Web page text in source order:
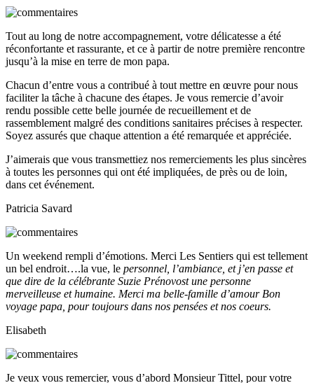
Tout au long de notre accompagnement, votre délicatesse a été
réconfortante et rassurante, et ce à partir de notre première rencontre
jusqu’à la mise en terre de mon papa.
Chacun d’entre vous a contribué à tout mettre en œuvre pour nous
faciliter la tâche à chacune des étapes. Je vous remercie d’avoir
rendu possible cette belle journée de recueillement et de
rassemblement malgré des conditions sanitaires précises à respecter.
Soyez assurés que chaque attention a été remarquée et appréciée.
J’aimerais que vous transmettiez nos remerciements les plus sincères
à toutes les personnes qui ont été impliquées, de près ou de loin,
dans cet événement.
Patricia Savard
Un weekend rempli d’émotions. Merci Les Sentiers qui est tellement
un bel endroit….la vue, le personnel, l’ambiance, et j’en passe et
que dire de la célébrante Suzie Prénovost une personne
merveilleuse et humaine. Merci ma belle-famille d’amour Bon
voyage papa, pour toujours dans nos pensées et nos coeurs.
Elisabeth
Je veux vous remercier, vous d’abord Monsieur Tittel, pour votre